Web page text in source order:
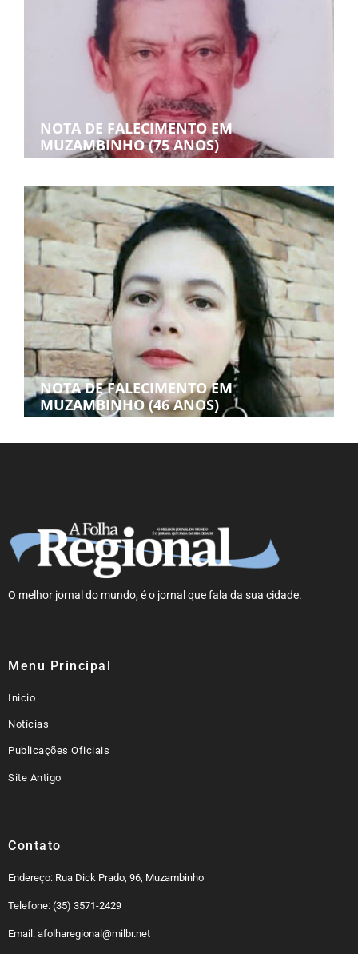
NOTA DE FALECIMENTO EM
MUZAMBINHO (75 ANOS)
NOTA DE FALECIMENTO EM
MUZAMBINHO (46 ANOS)
O melhor jornal do mundo, é o jornal que fala da sua cidade.
Menu Principal
Inicio
Notícias
Publicações Oficiais
Site Antigo
Contato
Endereço: Rua Dick Prado, 96, Muzambinho
Telefone: (35) 3571-2429
Email: afolharegional@milbr.net